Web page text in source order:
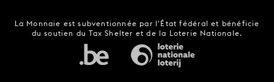
La Monnaie est subventionnée par l'État fédéral et bénéficie
du soutien du Tax Shelter et de la Loterie Nationale.